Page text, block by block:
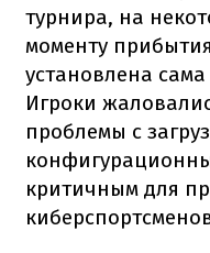
турнира, на
моменту
установлена
Игроки
проблемы с
критичным для